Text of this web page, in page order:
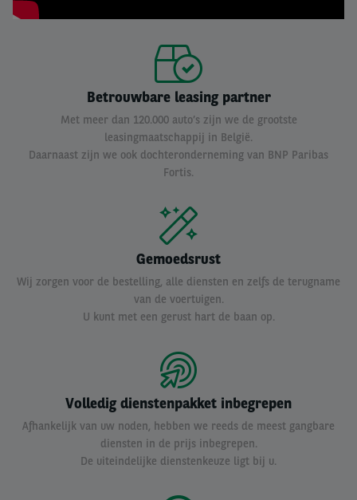
Betrouwbare leasing partner
Met meer dan 120.000 auto’s zijn we de grootste
leasingmaatschappij in België.
Daarnaast zijn we ook dochteronderneming van BNP Paribas
Fortis.
Gemoedsrust
Wij zorgen voor de bestelling, alle diensten en zelfs de terugname
van de voertuigen.
U kunt met een gerust hart de baan op.
Volledig dienstenpakket inbegrepen
Afhankelijk van uw noden, hebben we reeds de meest gangbare
diensten in de prijs inbegrepen.
De uiteindelijke dienstenkeuze ligt bij u.